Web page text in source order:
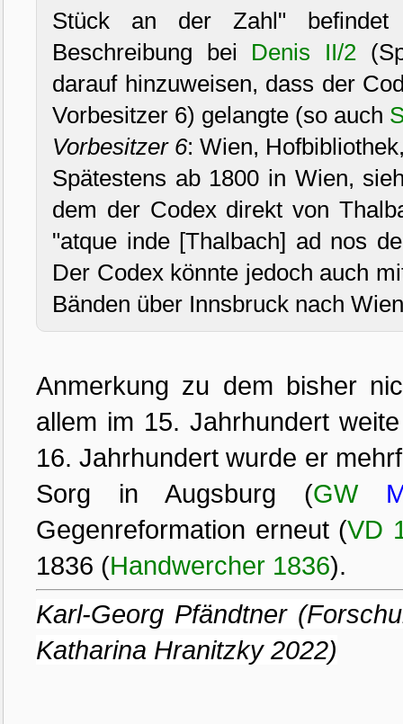
Stück an der Zahl"
Beschreibung bei Denis II/2
darauf hinzuweisen, dass der
Vorbesitzer 6) gelangte (so auch
Vorbesitzer 6: Wien,
Spätestens ab 1800 in Wien,
dem der Codex direkt von
"atque inde [Thalbach] ad nos
Der Codex könnte jedoch auch
Bänden über Innsbruck nach
Anmerkung zu dem bisher
allem im 15. Jahrhundert
16. Jahrhundert wurde er
Sorg in Augsburg (GW
Gegenreformation erneut (VD
1836 (Handwercher 1836).
Karl-Georg Pfändtner
Katharina Hranitzky 2022)